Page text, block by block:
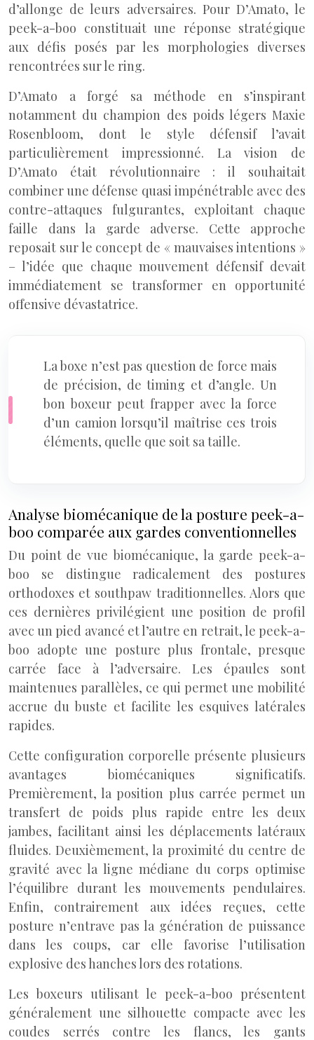
d’allonge de leurs adversaires. Pour D’Amato, le
peek-a-boo constituait une réponse stratégique
aux défis posés par les morphologies diverses
rencontrées sur le ring.
D’Amato a forgé sa méthode en s’inspirant
notamment du champion des poids légers Maxie
Rosenbloom, dont le style défensif l’avait
particulièrement impressionné. La vision de
D’Amato était révolutionnaire : il souhaitait
combiner une défense quasi impénétrable avec des
contre-attaques fulgurantes, exploitant chaque
faille dans la garde adverse. Cette approche
reposait sur le concept de « mauvaises intentions »
– l’idée que chaque mouvement défensif devait
immédiatement se transformer en opportunité
offensive dévastatrice.
La boxe n’est pas question de force mais
de précision, de timing et d’angle. Un
bon boxeur peut frapper avec la force
d’un camion lorsqu’il maîtrise ces trois
éléments, quelle que soit sa taille.
Analyse biomécanique de la posture peek-a-
boo comparée aux gardes conventionnelles
Du point de vue biomécanique, la garde peek-a-
boo se distingue radicalement des postures
orthodoxes et southpaw traditionnelles. Alors que
ces dernières privilégient une position de profil
avec un pied avancé et l’autre en retrait, le peek-a-
boo adopte une posture plus frontale, presque
carrée face à l’adversaire. Les épaules sont
maintenues parallèles, ce qui permet une mobilité
accrue du buste et facilite les esquives latérales
rapides.
Cette configuration corporelle présente plusieurs
avantages biomécaniques significatifs.
Premièrement, la position plus carrée permet un
transfert de poids plus rapide entre les deux
jambes, facilitant ainsi les déplacements latéraux
fluides. Deuxièmement, la proximité du centre de
gravité avec la ligne médiane du corps optimise
l’équilibre durant les mouvements pendulaires.
Enfin, contrairement aux idées reçues, cette
posture n’entrave pas la génération de puissance
dans les coups, car elle favorise l’utilisation
explosive des hanches lors des rotations.
Les boxeurs utilisant le peek-a-boo présentent
généralement une silhouette compacte avec les
coudes serrés contre les flancs, les gants